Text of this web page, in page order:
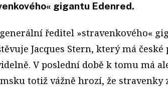
gigantu Edenred.
ředitel »stravenkového«
Jacques Stern, který má české
V poslední době k tomu má
totiž vážně hrozí, že stravenky